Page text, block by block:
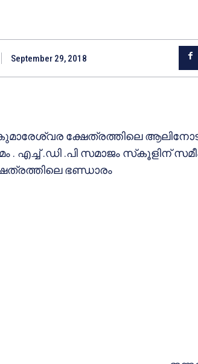
September 29, 2018
ക്ഷേത്രത്തിലെ
. എച്ച് .ഡി .പി സമാജം സ്‌കൂളിന്
ഭണ്ഡാരം